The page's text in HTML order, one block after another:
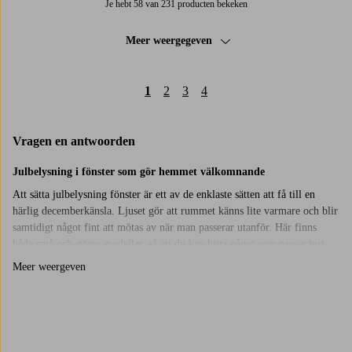
Je hebt 58 van 231 producten bekeken
Meer weergegeven
1 2 3 4
Vragen en antwoorden
Julbelysning i fönster som gör hemmet välkomnande
Att sätta julbelysning fönster är ett av de enklaste sätten att få till en
härlig decemberkänsla. Ljuset gör att rummet känns lite varmare och blir
samtidigt något fint att mötas av när man passerar utanför. Här finns
dina fönster. Många gillar att kombinera sin fönsterbelysning med en
adventsljusstake
Meer weergeven